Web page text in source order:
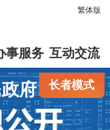
繁体版
事服务 互动交流
长者模式
府